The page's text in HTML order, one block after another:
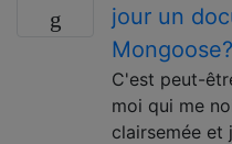
jour un
Mongoose?
C'est peut-
moi qui me
clairsemée et